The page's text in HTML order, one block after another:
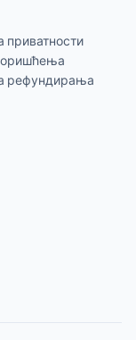
приватности
рефундирања